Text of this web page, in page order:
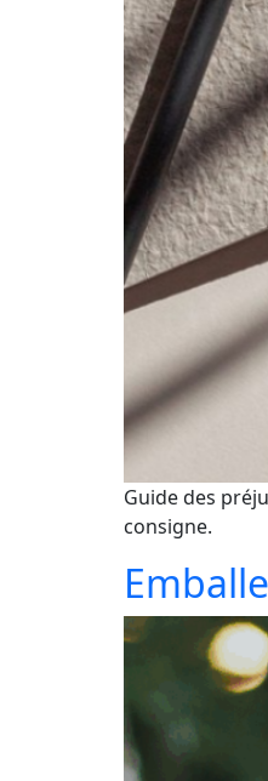
Guide des
consigne.